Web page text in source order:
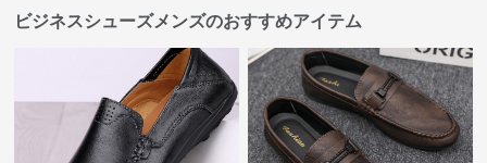
ビジネスシューズメンズのおすすめアイテム